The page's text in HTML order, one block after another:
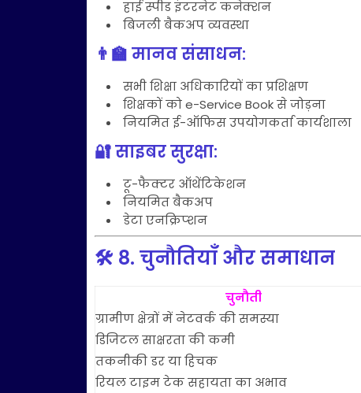
हाई स्पीड इंटरनेट कनेक्शन
बिजली बैकअप व्यवस्था
👨‍🏫 मानव संसाधन:
सभी शिक्षा अधिकारियों का प्रशिक्षण
शिक्षकों को e-Service Book से जोड़ना
नियमित ई-ऑफिस उपयोगकर्ता कार्यशाला
🔐 साइबर सुरक्षा:
टू-फैक्टर ऑथेंटिकेशन
नियमित बैकअप
डेटा एनक्रिप्शन
🛠️ 8. चुनौतियाँ और समाधान
चुनौती
ग्रामीण क्षेत्रों में नेटवर्क की समस्या
डिजिटल साक्षरता की कमी
तकनीकी डर या हिचक
रियल टाइम टेक सहायता का अभाव